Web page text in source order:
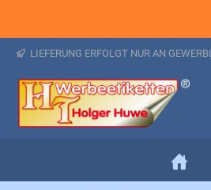
LIEFERUNG ERFOLGT NUR AN